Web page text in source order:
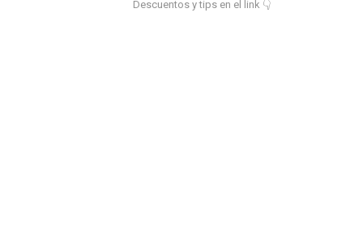
Descuentos y tips en el link 👇